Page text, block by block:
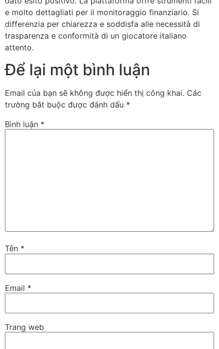
e molto dettagliati per il monitoraggio finanziario. Si
differenzia per chiarezza e soddisfa alle necessità di
trasparenza e conformità di un giocatore italiano
attento.
Để lại một bình luận
Email của bạn sẽ không được hiển thị công khai. Các
trường bắt buộc được đánh dấu *
Bình luận *
Tên *
Email *
Trang web